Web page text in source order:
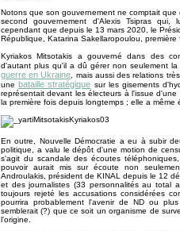
Notons que son gouvernement ne comptait
second gouvernement d'Alexis Tsipras
cependant que depuis le 13 mars 2020, le
République, Katarina Sakellaropoulou, première
Kyriakos Mitsotakis a gouverné dans des
d'autant plus qu'il a dû gérer non seulement la
guerre en Ukraine , mais aussi des relations
une bataille stratégique sur les gisements
représentait devant les électeurs à l'issue
la première fois depuis longtemps ; elle a même
En outre, Nouvelle Démocratie a eu à subir
politique, a valu le dépôt d'une motion de
s'agit du scandale des écoutes
pouvoir aurait mis sur écoute non
Androulakis, président de KINAL depuis le 12
et des journalistes (33 personnalités au total
toujours rejeté les accusations considérées
pourrira probablement l'avenir de ND ou
semblerait (?) que ce soit un organisme de
l'origine.